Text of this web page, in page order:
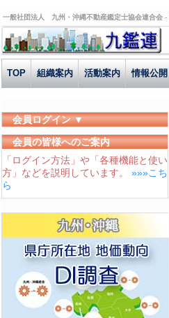
一般社団法人 九州・沖縄不動産鑑定士協会連合会 -
TOP 組織案内 活動案内 情報公開
会員ログイン ▼
ユーザーID
パスワード
会員の皆様へのご案内
「ログイン方法」や「各種機能と使い
方」などを説明しています。 »»»こち
ら